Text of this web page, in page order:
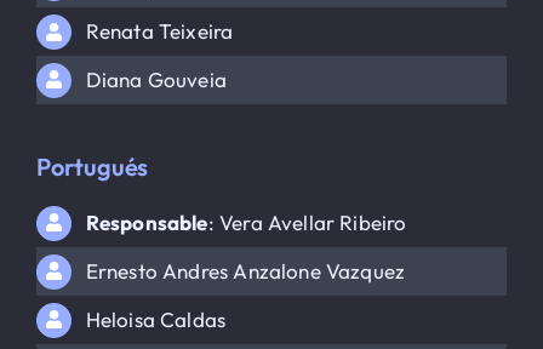
Renata Teixeira
Diana Gouveia
Portugués
Responsable: Vera Avellar Ribeiro
Ernesto Andres Anzalone Vazquez
Heloisa Caldas